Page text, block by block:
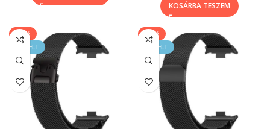
KOSÁRBA TESZEM
-25%
KIEMELT
-17%
KIEMELT